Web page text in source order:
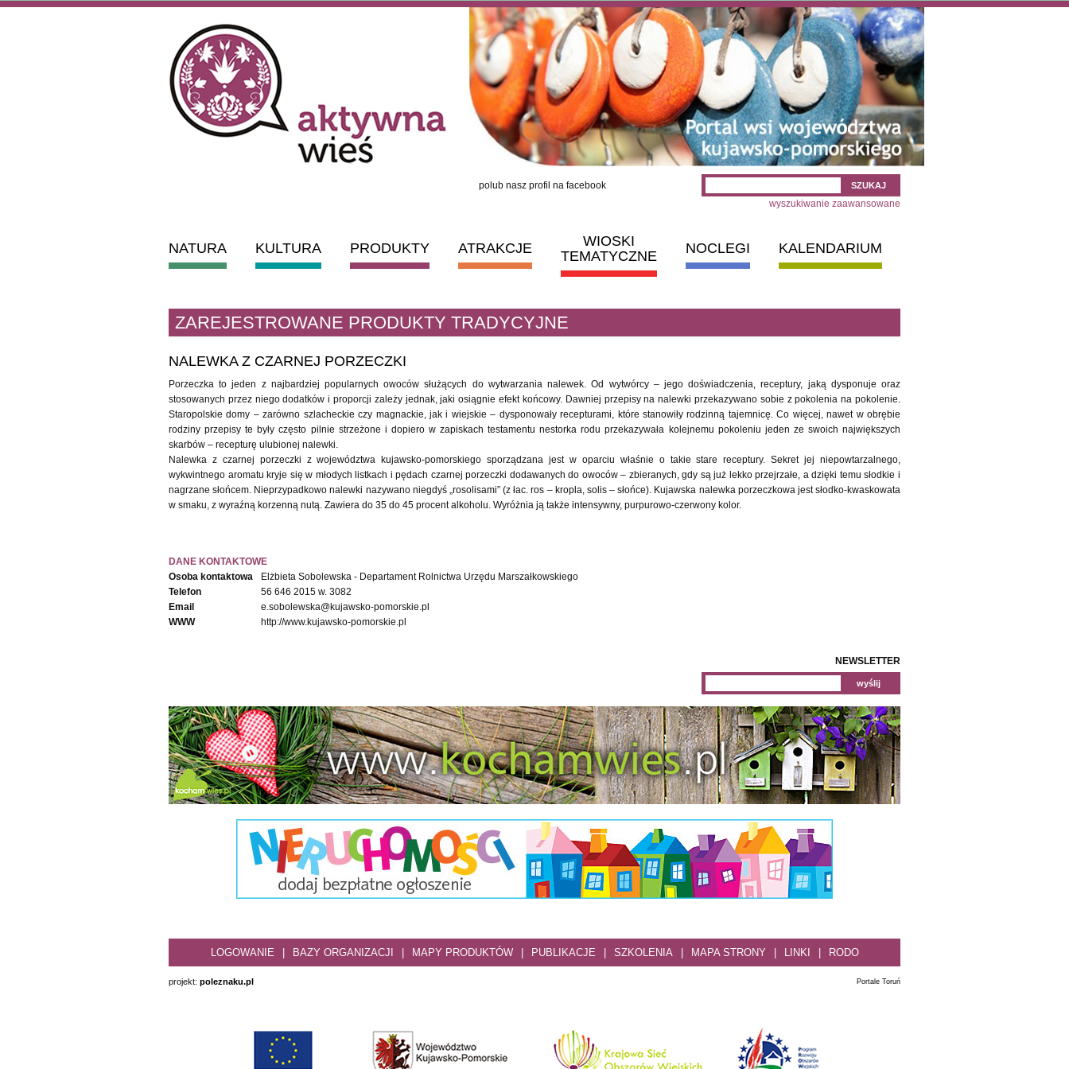
polub nasz profil na facebook
wyszukiwanie zaawansowane
NATURA KULTURA PRODUKTY ATRAKCJE
WIOSKI
TEMATYCZNE
NOCLEGI KALENDARIUM
ZAREJESTROWANE PRODUKTY TRADYCYJNE
NALEWKA Z CZARNEJ PORZECZKI
Porzeczka to jeden z najbardziej popularnych owoców służących do wytwarzania nalewek. Od wytwórcy – jego doświadczenia, receptury, jaką dysponuje oraz
stosowanych przez niego dodatków i proporcji zależy jednak, jaki osiągnie efekt końcowy. Dawniej przepisy na nalewki przekazywano sobie z pokolenia na pokolenie.
Staropolskie domy – zarówno szlacheckie czy magnackie, jak i wiejskie – dysponowały recepturami, które stanowiły rodzinną tajemnicę. Co więcej, nawet w obrębie
rodziny przepisy te były często pilnie strzeżone i dopiero w zapiskach testamentu nestorka rodu przekazywała kolejnemu pokoleniu jeden ze swoich największych
skarbów – recepturę ulubionej nalewki.
Nalewka z czarnej porzeczki z województwa kujawsko-pomorskiego sporządzana jest w oparciu właśnie o takie stare receptury. Sekret jej niepowtarzalnego,
wykwintnego aromatu kryje się w młodych listkach i pędach czarnej porzeczki dodawanych do owoców – zbieranych, gdy są już lekko przejrzałe, a dzięki temu słodkie i
nagrzane słońcem. Nieprzypadkowo nalewki nazywano niegdyś „rosolisami” (z łac. ros – kropla, solis – słońce). Kujawska nalewka porzeczkowa jest słodko-kwaskowata
w smaku, z wyraźną korzenną nutą. Zawiera do 35 do 45 procent alkoholu. Wyróżnia ją także intensywny, purpurowo-czerwony kolor.
DANE KONTAKTOWE
Osoba kontaktowa
Elżbieta Sobolewska - Departament Rolnictwa Urzędu Marszałkowskiego
Telefon
56 646 2015 w. 3082
Email
e.sobolewska@kujawsko-pomorskie.pl
WWW
http://www.kujawsko-pomorskie.pl
NEWSLETTER
LOGOWANIE BAZY ORGANIZACJI MAPY PRODUKTÓW PUBLIKACJE SZKOLENIA MAPA STRONY LINKI RODO
projekt: poleznaku.pl Portale Toruń